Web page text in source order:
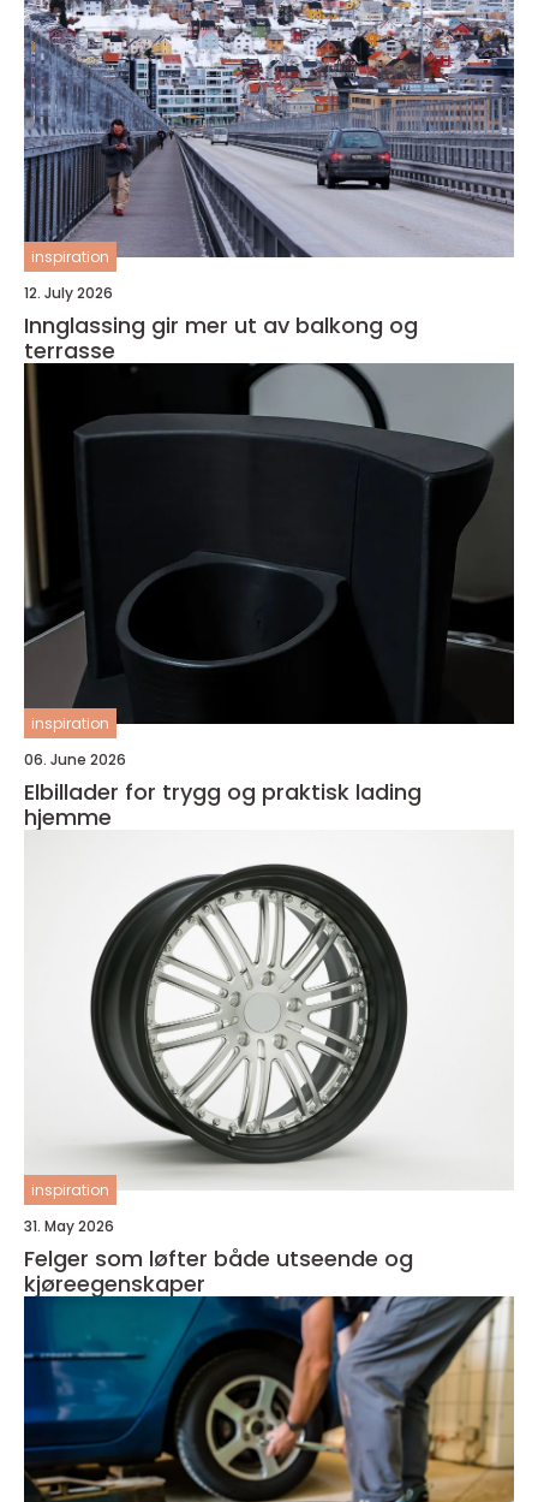
inspiration
12. July 2026
Innglassing gir mer ut av balkong og
terrasse
inspiration
06. June 2026
Elbillader for trygg og praktisk lading
hjemme
inspiration
31. May 2026
Felger som løfter både utseende og
kjøreegenskaper